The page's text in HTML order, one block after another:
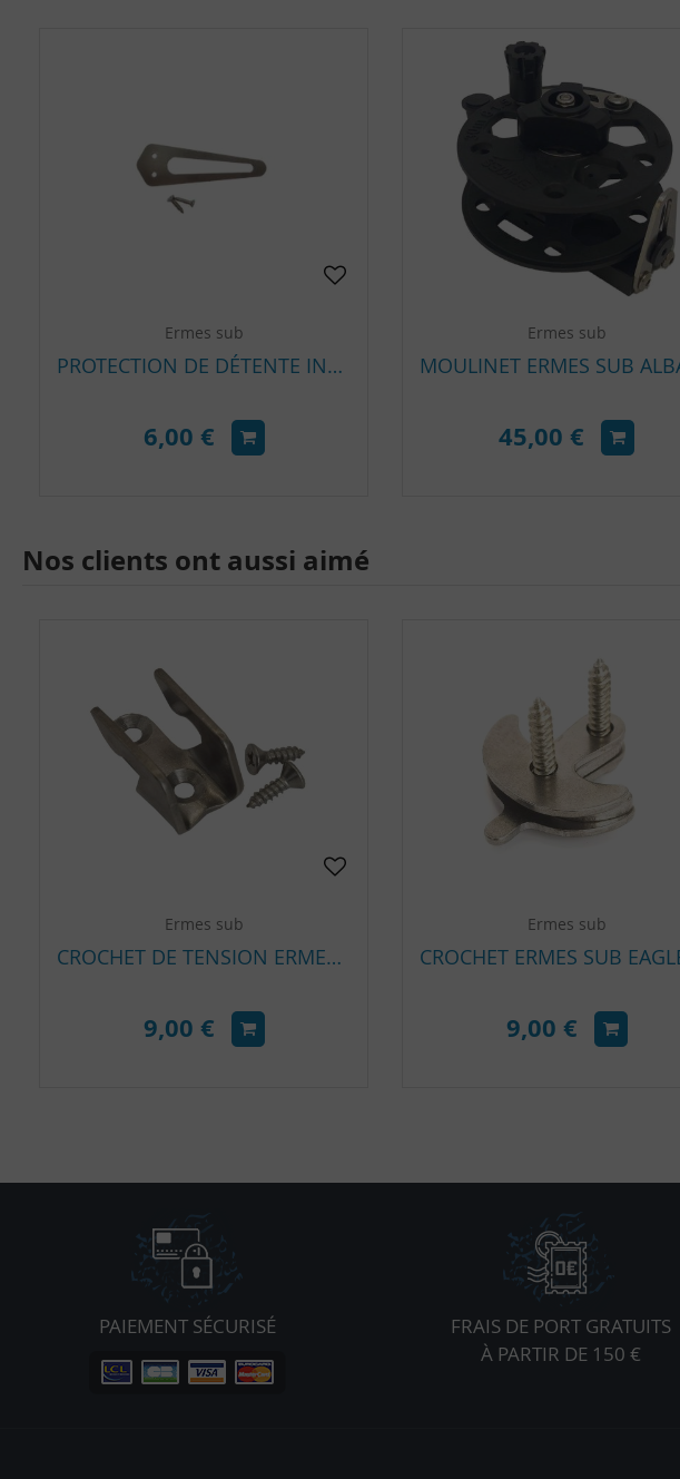
Ermes sub
PROTECTION DE DÉTENTE INOX ERMES SUB MICRO MODÈLE
6,00 €
Ermes sub
45,00 €
Nos clients ont aussi aimé
Ermes sub
CROCHET DE TENSION ERMES-SUB CROCOLOCK POUR ROLLER
9,00 €
Ermes sub
9,00 €
PAIEMENT SÉCURISÉ
FRAIS DE PORT GRATUITS
À PARTIR DE 150 €